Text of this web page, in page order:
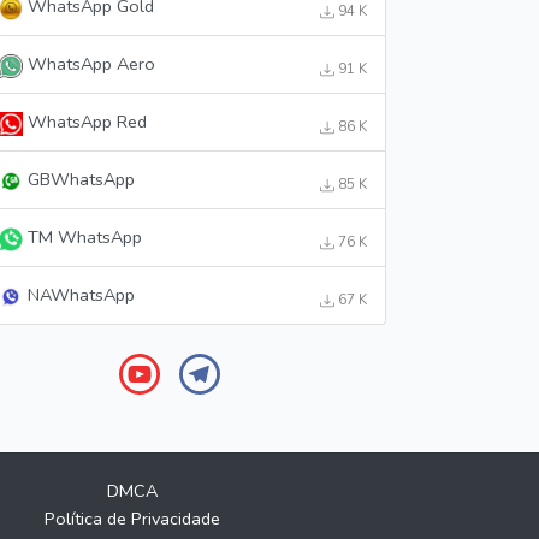
WhatsApp Gold 94 K
WhatsApp Aero 91 K
WhatsApp Red 86 K
GBWhatsApp 85 K
TM WhatsApp 76 K
NAWhatsApp 67 K
DMCA
Política de Privacidade